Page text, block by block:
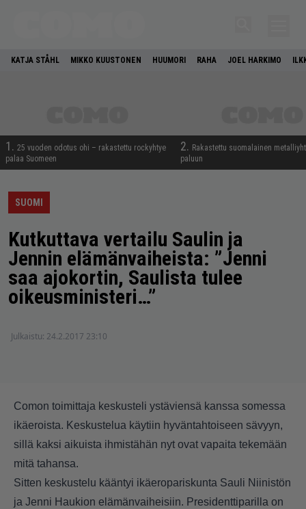
KATJA STÅHL MIKKO KUUSTONEN HUUMORI RAHA JOEL HARKIMO
1. 25 vuoden odotus ohi – rakastettu rockyhtye
palaa Suomeen
2. Rakastettu suomalainen
paluun
SUOMI
Kutkuttava vertailu Saulin ja
Jennin elämänvaiheista: ”Jenni
saa ajokortin, Saulista tulee
oikeusministeri…”
Julkaistu: 24.2.2017 23:10
Comon toimittaja keskusteli ystäviensä kanssa somessa
ikäeroista. Keskustelua käytiin hyväntahtoiseen sävyyn,
sillä kaksi aikuista ihmistähän nyt ovat vapaita tekemään
mitä tahansa.
Sitten keskustelu kääntyi ikäeropariskunta Sauli Niinistön
ja Jenni Haukion elämänvaiheisiin. Presidenttiparilla on